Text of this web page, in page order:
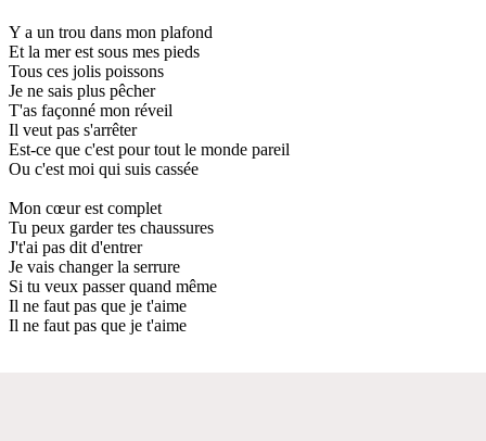
Y a un trou dans mon plafond
Et la mer est sous mes pieds
Tous ces jolis poissons
Je ne sais plus pêcher
T'as façonné mon réveil
Il veut pas s'arrêter
Est-ce que c'est pour tout le monde pareil
Ou c'est moi qui suis cassée
Mon cœur est complet
Tu peux garder tes chaussures
J't'ai pas dit d'entrer
Je vais changer la serrure
Si tu veux passer quand même
Il ne faut pas que je t'aime
Il ne faut pas que je t'aime